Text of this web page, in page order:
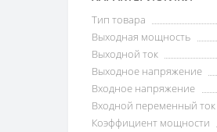
Тип товара
Выходная мощность
Выходной ток
Выходное напряжение
Входное напряжение
Входной переменный ток
Коэффициент мощности